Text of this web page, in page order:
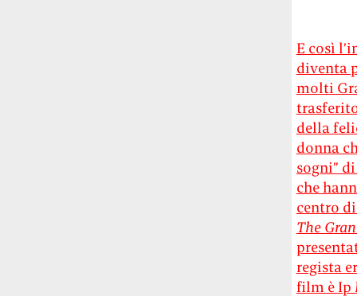
E così
diventa
molti
della
donna
sogni”
che
centro
The
regista
film è Ip